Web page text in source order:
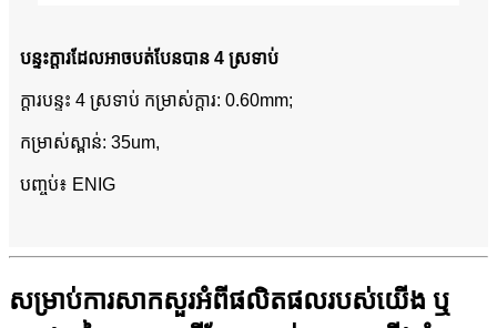
បន្ទះក្តារដែលអាចបត់បែនបាន 4 ស្រទាប់
ក្តារបន្ទះ 4 ស្រទាប់ កម្រាស់ក្តារ: 0.60mm;
កម្រាស់ស្ពាន់: 35um,
បញ្ចប់៖ ENIG
សម្រាប់ការសាកសួរអំពីផលិតផលរបស់យើង ឬ